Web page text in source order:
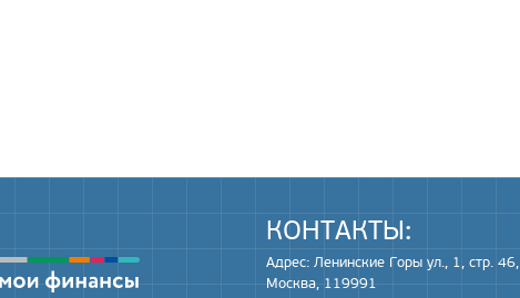
КОНТАКТЫ:
Адрес: Ленинские Горы ул., 1, стр. 46,
Москва, 119991